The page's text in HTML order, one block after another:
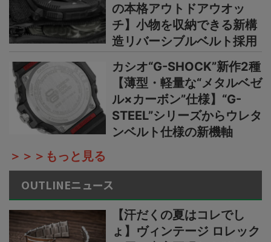
の本格アウトドアウオッ
チ】小物を収納できる新構
造リバーシブルベルト採用
カシオ“G-SHOCK”新作2種
【薄型・軽量な“メタルベゼ
ル×カーボン”仕様】“G-
STEEL”シリーズからウレタ
ンベルト仕様の新機軸
＞＞＞もっと見る
OUTLINEニュース
【汗だくの夏はコレでし
ょ】ヴィンテージ ロレック